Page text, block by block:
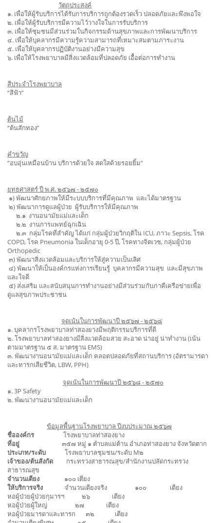
วัตถุประสงค์
๑. เพื่อให้ผู้รับบริการได้รับการบริการถูกต้องรวดเร็ว ปลอดภัยและพึงพอใจ
๒. เพื่อให้ผู้รับบริการมีความไว้วางใจในการรับบริการ
๓. เพื่อให้ชุมชนมีส่วนร่วมในกิจกรรมด้านสุขภาพและการพัฒนาบริการ
๔. เพื่อให้บุคลากรมีความรู้ความสามารถที่เหมาะสมตามภาระงาน
๕. เพื่อให้บุคลากรปฏิบัติงานอย่างมีความสุข
๖. เพื่อให้โรงพยาบาลมีสิ่งแวดล้อมที่ปลอดภัย เอื้อต่อการทำงาน
สีประจำโรงพยาบาล
“สีฟ้า”
ต้นไม้
“ต้นสักทอง”
คำขวัญ
“อบอุ่นเหมือนบ้าน บริการด้วยใจ สดใสด้วยรอยยิ้ม”
ยุทธศาสตร์ ปี พ.ศ. ๒๕๖๗ - ๒๕๗๐
๑) พัฒนาศักยภาพให้มีระบบบริการที่มีคุณภาพ และได้มาตรฐาน
๒) พัฒนาการดูแลผู้ป่วย ผู้รับบริการให้มีคุณภาพ
๒.๑ งานอนามัยแม่และเด็ก
๒.๒ งานการแพทย์ฉุกเฉิน
๒.๓ กลุ่มโรคที่สำคัญ ได้แก่ กลุ่มผู้ป่วยวิกฤติใน ICU, ภาวะ Sepsis, โรค
COPD, โรค Pneumonia ในเด็กอายุ 0-5 ปี, โรคทางจิตเวช, กลุ่มผู้ป่วย
Orthopedic
๓) พัฒนาสิ่งแวดล้อมและบริการให้สู่ความเป็นเลิศ
๔) พัฒนาให้เป็นองค์กรแห่งการเรียนรู้ บุคลากรมีความสุข และมีสุขภาพ
และใจดี
๕) ส่่งเสริม และสนับสนุนการทำงานอย่างมีส่วนร่วมกับภาคีเครือข่ายเพื่อ
ดูแลสุขภาพประชาชน
จุดเน้นในการพัฒนาปี ๒๕๖๗ - ๒๕๖๘
๑. บุคลากรโรงพยาบาลท่าสองยางมีพฤติกรรมบริการที่ดี
๒. โรงพยาบาลท่าสองยางมีสิ่งแวดล้อมสวย สะอาด น่าอยู่ น่าทำงาน (เน้น
ตามมาตรฐาน ๕ ส. มาตรฐาน EMS)
๓. พัฒนางานอนามัยแม่และเด็ก คลอดปลอดภัยที่สถานบริการ (อัตรามารดา
และทารกเสียชีวิต, LBW, PPH)
จุดเน้นในการพัฒนาปี ๒๕๖๘ - ๒๕๗๐
๑. 3P Safety
๒. พัฒนางานอนามัยแม่และเด็ก
ข้อมูลพื้นฐานโรงพยาบาล ปีงบประมาณ ๒๕๖๗
ชื่อองค์กร โรงพยาบาลท่าสองยาง
ที่อยู่ ๓๕๗ หมู่ ๑ ตำบลแม่ต้าน อำเภอท่าสองยาง จังหวัดตาก
ประเภท/ระดับ โรงพยาบาลชุมชน/ระดับ M๒
เจ้าของ/ต้นสังกัด กระทรวงสาธารณสุข/สำนักงานปลัดกระทรวง
สาธารณสุข
จำนวนเตียง ๑๐๐ เตียง
ให้บริการจริง จำนวนเตียงจริง ๑๐๐ เตียง
หอผู้ป่วยผู้ป่วยกุมารฯ ๒๖ เตียง
หอผู้ป่วยผู้ใหญ่ ๒๗ เตียง
หอผู้ป่วยมารดาและทารก ๓๒ เตียง